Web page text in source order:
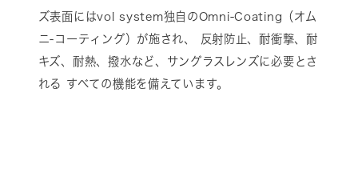
ズ表面にはvol system独自のOmni-Coating（オム
ニ-コーティング）が施され、 反射防止、耐衝撃、耐
キズ、耐熱、撥水など、サングラスレンズに必要とさ
れる すべての機能を備えています。